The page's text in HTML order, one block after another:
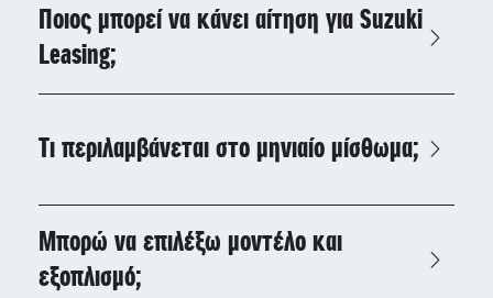
Ποιος μπορεί να κάνει αίτηση για Suzuki
Leasing;
Τι περιλαμβάνεται στο μηνιαίο μίσθωμα;
Μπορώ να επιλέξω μοντέλο και
εξοπλισμό;